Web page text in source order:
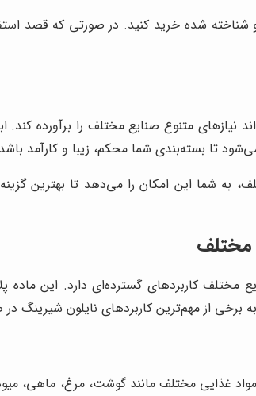
و شناخته شده خرید کنید. در صورتی که قصد
نیازهای متنوع صنایع مختلف را برآورده
تا بسته‌بندی شما محکم، زیبا و کارآمد
به شما این امکان را می‌دهد تا بهترین
مختلف
مختلف کاربردهای گسترده‌ای دارد. این
برخی از مهم‌ترین کاربردهای نایلون شیرینگ
غذایی مختلف مانند گوشت، مرغ، ماهی،